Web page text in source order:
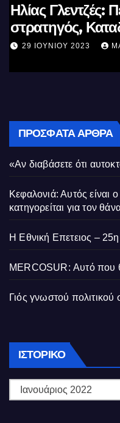
Μέγας
Ελλήνων
11 ΙΟΥΝΊΟΥ 2023
ΠΡΌΣΦΑΤΑ ΆΡΘΡΑ
«Αν διαβάσετε ότι
Κεφαλονιά: Αυτός είναι
κατηγορείται για τον
Η Εθνική Επετειος –
MERCOSUR: Αυτό που
Γιός γνωστού
ΙΣΤΟΡΙΚΌ Ιστορικό